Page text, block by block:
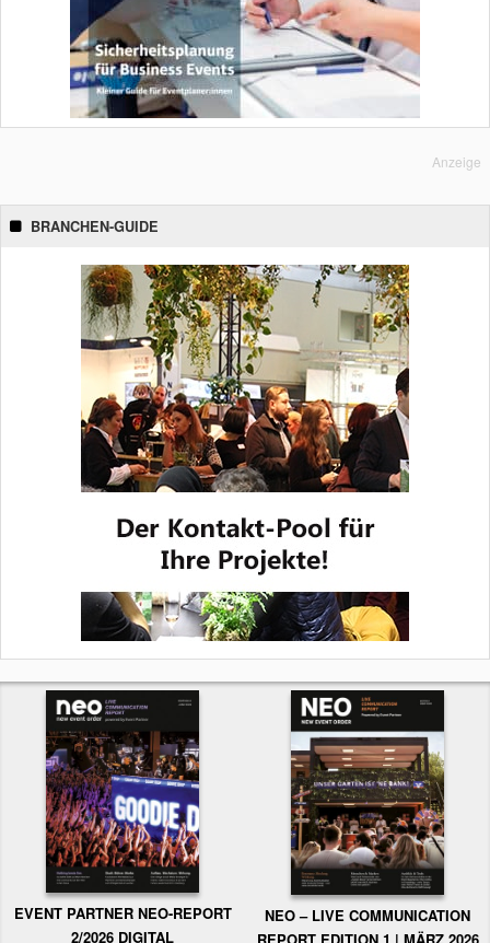
Anzeige
BRANCHEN-GUIDE
EVENT PARTNER NEO-REPORT
2/2026 DIGITAL
NEO – LIVE COMMUNICATION